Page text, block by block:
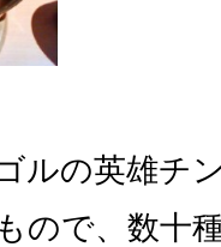
ルの英雄チ
ので、数十